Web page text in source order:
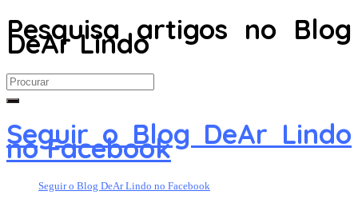
Pesquisa artigos no Blog
DeAr Lindo
Search
for:
Seguir o Blog DeAr Lindo
no Facebook
Seguir o Blog DeAr Lindo no Facebook